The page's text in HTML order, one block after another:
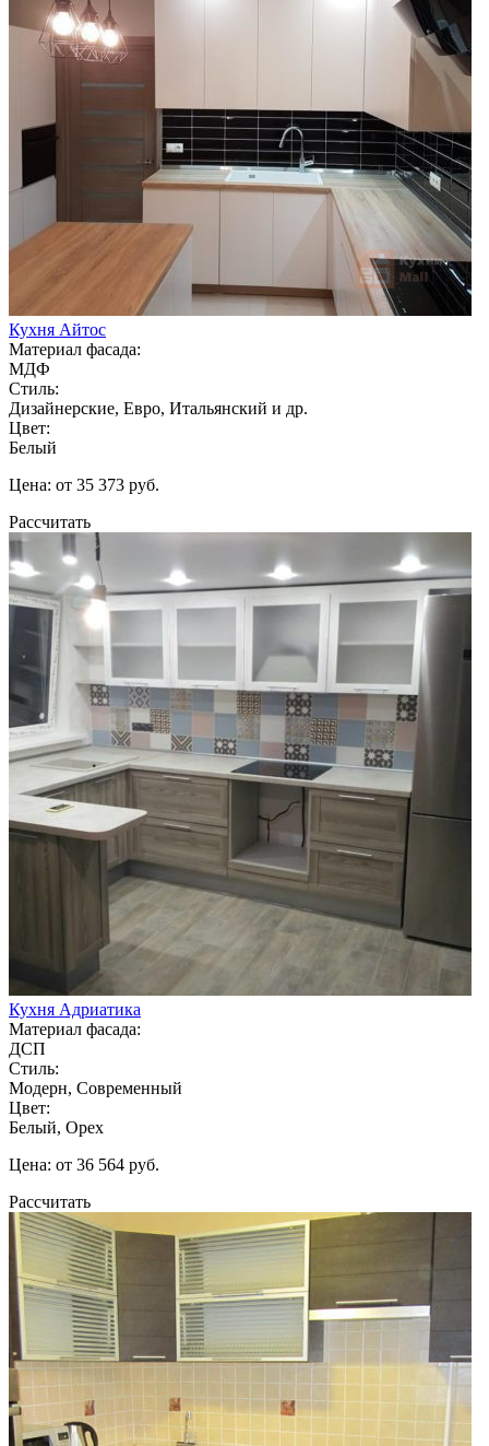
Кухня Айтос
Материал фасада:
МДФ
Стиль:
Дизайнерские, Евро, Итальянский и др.
Цвет:
Белый
Цена: от 35 373 руб.
Рассчитать
Кухня Адриатика
Материал фасада:
ДСП
Стиль:
Модерн, Современный
Цвет:
Белый, Орех
Цена: от 36 564 руб.
Рассчитать